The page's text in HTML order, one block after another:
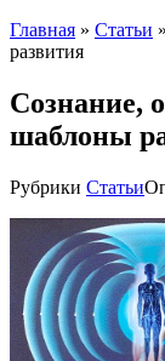
Главная » Статьи »
развития
Сознание,
шаблоны
Рубрики Статьи